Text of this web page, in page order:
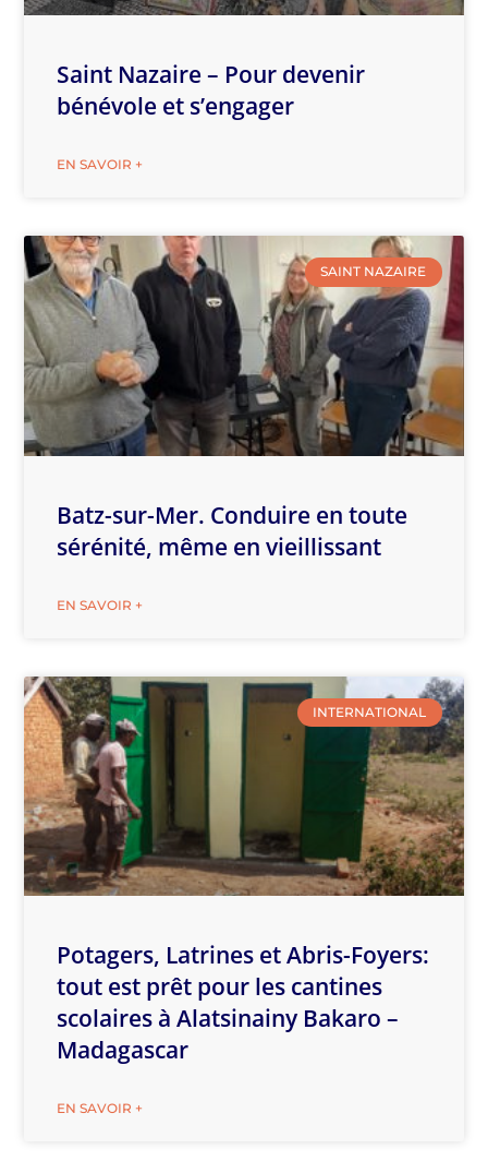
Saint Nazaire – Pour devenir
bénévole et s’engager
EN SAVOIR +
SAINT NAZAIRE
Batz-sur-Mer. Conduire en toute
sérénité, même en vieillissant
EN SAVOIR +
INTERNATIONAL
Potagers, Latrines et Abris-Foyers:
tout est prêt pour les cantines
scolaires à Alatsinainy Bakaro –
Madagascar
EN SAVOIR +